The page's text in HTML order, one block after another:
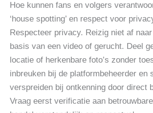
Hoe kunnen fans en volgers
‘house spotting’ en respect voor
Respecteer privacy. Reizig niet af
basis van een video of gerucht. Deel
locatie of herkenbare foto’s zonder
inbreuken bij de platformbeheerder en
verspreiden bij ontkenning door direct
Vraag eerst verificatie aan